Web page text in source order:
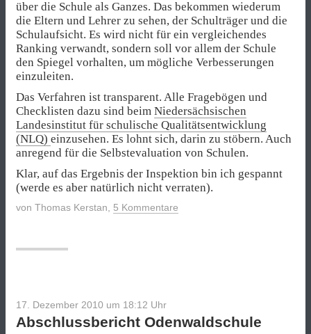
über die Schule als Ganzes. Das bekommen wiederum
die Eltern und Lehrer zu sehen, der Schulträger und die
Schulaufsicht. Es wird nicht für ein vergleichendes
Ranking verwandt, sondern soll vor allem der Schule
den Spiegel vorhalten, um mögliche Verbesserungen
einzuleiten.
Das Verfahren ist transparent. Alle Fragebögen und
Checklisten dazu sind beim Niedersächsischen
Landesinstitut für schulische Qualitätsentwicklung
(NLQ) einzusehen. Es lohnt sich, darin zu stöbern. Auch
anregend für die Selbstevaluation von Schulen.
Klar, auf das Ergebnis der Inspektion bin ich gespannt
(werde es aber natürlich nicht verraten).
von Thomas Kerstan 5 Kommentare
17. Dezember 2010 um 18:12 Uhr
Abschlussbericht Odenwaldschule